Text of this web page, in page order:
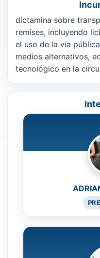
dictamina sobre
remises, incluyendo
el uso de la vía
medios alternativos,
tecnológico en la